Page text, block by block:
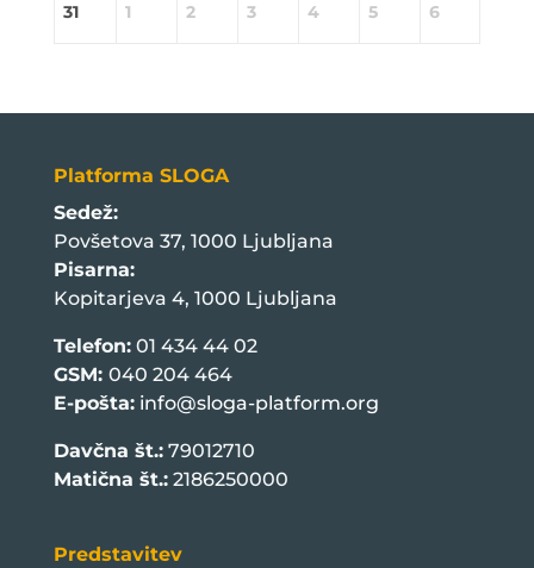
31 1 2 3 4 5 6
Platforma SLOGA
Sedež:
Povšetova 37, 1000 Ljubljana
Pisarna:
Kopitarjeva 4, 1000 Ljubljana
Telefon:01 434 44 02
GSM: 040 204 464
E-pošta: info@sloga-platform.org
Davčna št.:79012710
Matična št.:2186250000
Predstavitev